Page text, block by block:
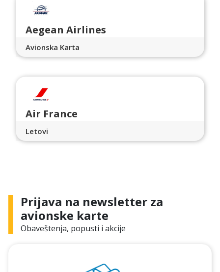
Aegean Airlines
Avionska Karta
Air France
Letovi
Prijava na newsletter za
avionske karte
Obaveštenja, popusti i akcije